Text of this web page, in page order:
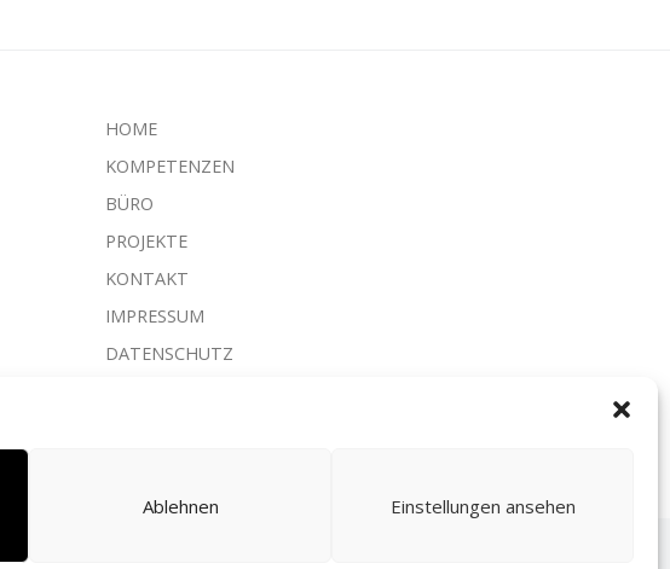
Ablehnen Einstellungen ansehen
HOME
KOMPETENZEN
BÜRO
PROJEKTE
KONTAKT
IMPRESSUM
DATENSCHUTZ